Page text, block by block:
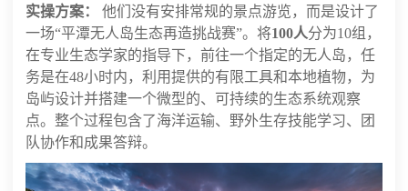
实操方案：
他们没有安排常规的景点游览，而是设计了
一场“平潭无人岛生态再造挑战赛”。将100人分为10组，
在专业生态学家的指导下，前往一个指定的无人岛，任
务是在48小时内，利用提供的有限工具和本地植物，为
岛屿设计并搭建一个微型的、可持续的生态系统观察
点。整个过程包含了海洋运输、野外生存技能学习、团
队协作和成果答辩。